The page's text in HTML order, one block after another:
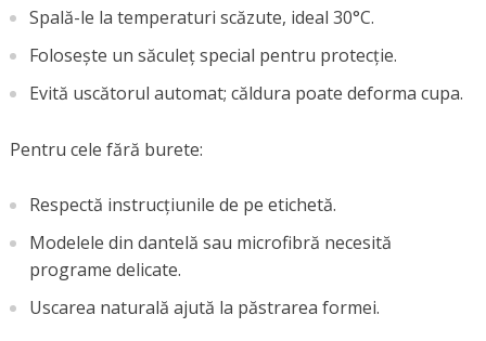
Spală-le la temperaturi scăzute, ideal 30°C.
Folosește un săculeț special pentru protecție.
Evită uscătorul automat; căldura poate deforma cupa.
Pentru cele fără burete:
Respectă instrucțiunile de pe etichetă.
Modelele din dantelă sau microfibră necesită
programe delicate.
Uscarea naturală ajută la păstrarea formei.